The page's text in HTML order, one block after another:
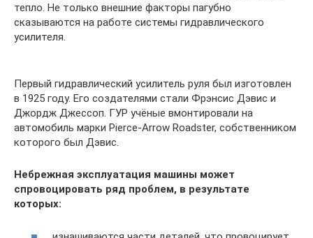
тепло. Не только внешние факторы пагубно
сказываются на работе системы гидравлического
усилителя.
Первый гидравлический усилитель руля был изготовлен
в 1925 году. Его создателями стали Фрэнсис Дэвис и
Джордж Джессоп. ГУР учёные вмонтировали на
автомобиль марки Pierce-Arrow Roadster, собственником
которого был Дэвис.
Небрежная эксплуатация машины может
спровоцировать ряд проблем, в результате
которых: